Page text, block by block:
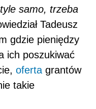
samo, trzeba
Tadeusz
gdzie pieniędzy
ich poszukiwać
oferta grantów
takie